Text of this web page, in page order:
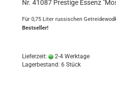
Nr. 41087 Prestige Essenz
Für 0,75 Liter russischen
Bestseller!
Lieferzeit:
2-4 Werktage
Lagerbestand: 6 Stück